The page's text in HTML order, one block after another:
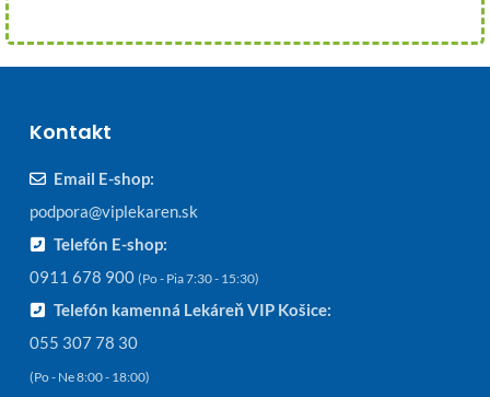
Kontakt
Email E-shop:
podpora@viplekaren.sk
Telefón E-shop:
0911 678 900 (Po - Pia 7:30 - 15:30)
Telefón kamenná Lekáreň VIP Košice:
055 307 78 30
(Po - Ne 8:00 - 18:00)